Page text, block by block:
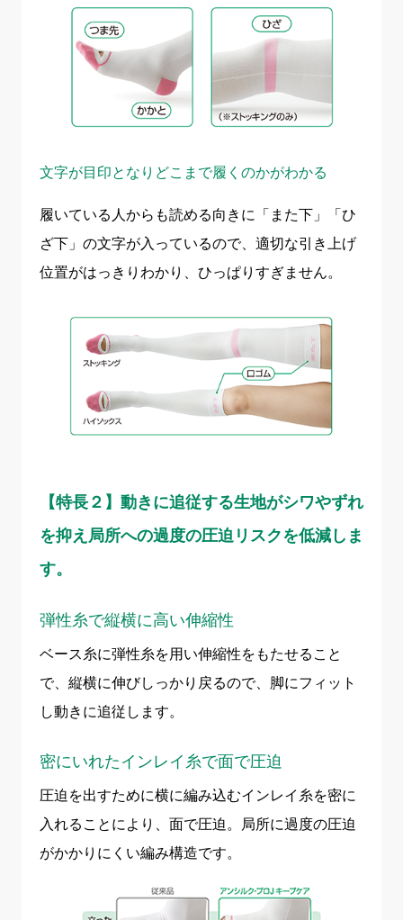
文字が目印となりどこまで履くのかがわかる
履いている人からも読める向きに「また下」「ひ
ざ下」の文字が入っているので、適切な引き上げ
位置がはっきりわかり、ひっぱりすぎません。
【特長２】動きに追従する生地がシワやずれ
を抑え局所への過度の圧迫リスクを低減しま
す。
弾性糸で縦横に高い伸縮性
ベース糸に弾性糸を用い伸縮性をもたせること
で、縦横に伸びしっかり戻るので、脚にフィット
し動きに追従します。
密にいれたインレイ糸で面で圧迫
圧迫を出すために横に編み込むインレイ糸を密に
入れることにより、面で圧迫。局所に過度の圧迫
がかかりにくい編み構造です。